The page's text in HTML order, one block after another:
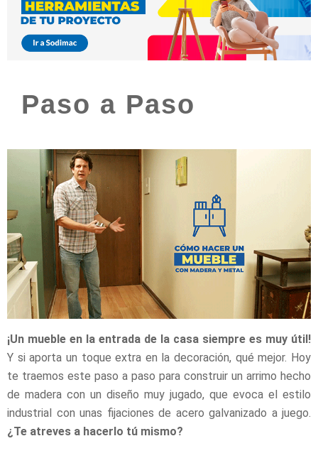
Paso a Paso
¡Un mueble en la entrada de la casa siempre es muy útil!
Y si aporta un toque extra en la decoración, qué mejor. Hoy
te traemos este paso a paso para construir un arrimo hecho
de madera con un diseño muy jugado, que evoca el estilo
industrial con unas fijaciones de acero galvanizado a juego.
¿Te atreves a hacerlo tú mismo?